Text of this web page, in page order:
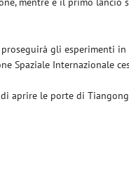
gli esperimenti
Spaziale Internazionale
di aprire le porte di